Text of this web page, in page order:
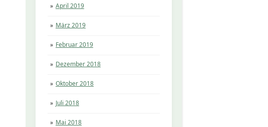
April 2019
März 2019
Februar 2019
Dezember 2018
Oktober 2018
Juli 2018
Mai 2018